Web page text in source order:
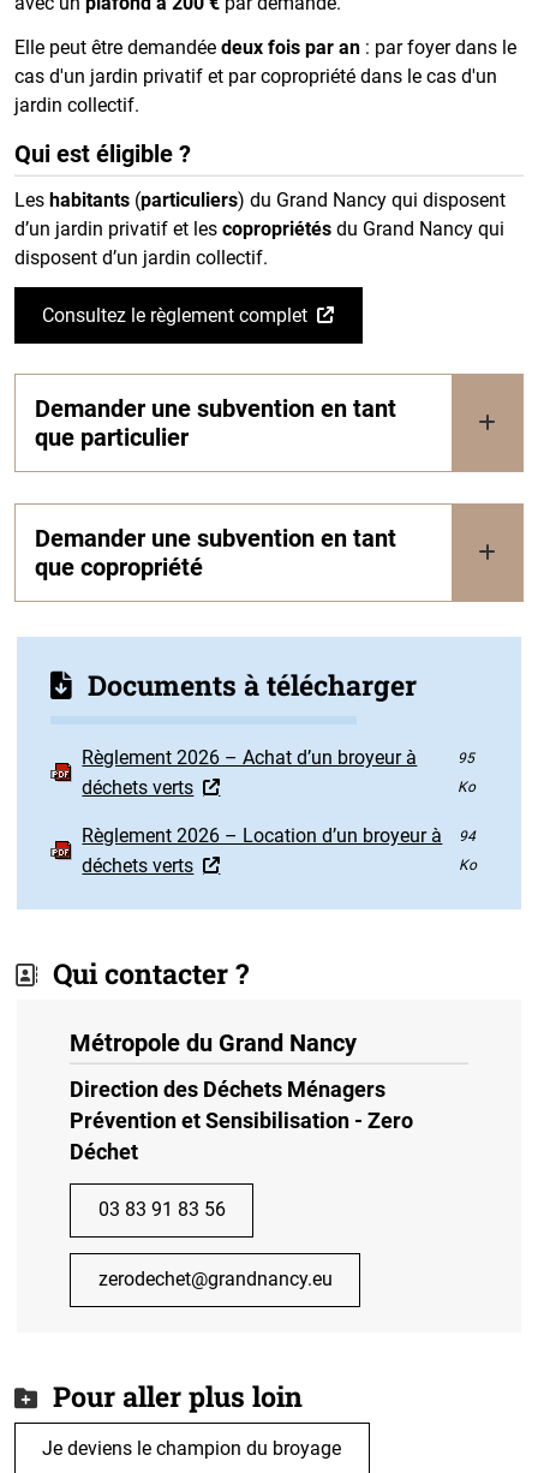
Elle peut être demandée deux fois par an : par foyer dans le
cas d'un jardin privatif et par copropriété dans le cas d'un
jardin collectif.
Qui est éligible ?
Les habitants (particuliers) du Grand Nancy qui disposent
d’un jardin privatif et les copropriétés du Grand Nancy qui
disposent d’un jardin collectif.
Consultez le règlement complet
Demander une subvention en tant
que particulier
Demander une subvention en tant
que copropriété
Documents à télécharger
Règlement 2026 – Achat d’un broyeur à
déchets verts
95
Ko
Règlement 2026 – Location d’un broyeur à
déchets verts
94
Ko
Qui contacter ?
Métropole du Grand Nancy
Direction des Déchets Ménagers
Prévention et Sensibilisation - Zero
Déchet
03 83 91 83 56
zerodechet@grandnancy.eu
Pour aller plus loin
Je deviens le champion du broyage